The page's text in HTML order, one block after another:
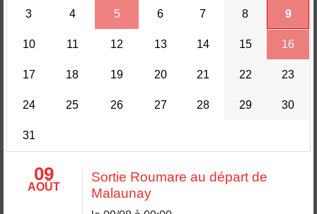
3 4 5 6 7 8 9
10 11 12 13 14 15 16
17 18 19 20 21 22 23
24 25 26 27 28 29 30
31
09
AOÛT
Sortie Roumare au départ de
Malaunay